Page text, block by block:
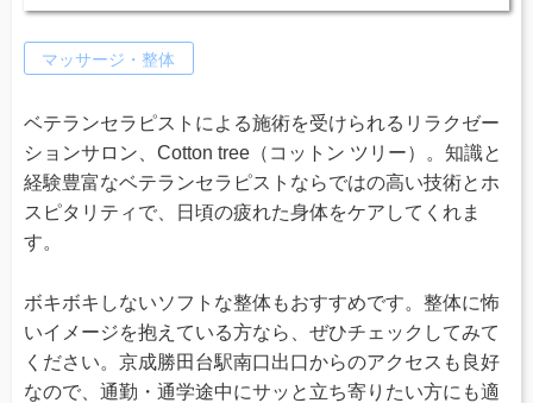
マッサージ・整体
ベテランセラピストによる施術を受けられるリラクゼー
ションサロン、Cotton tree（コットン ツリー）。知識と
経験豊富なベテランセラピストならではの高い技術とホ
スピタリティで、日頃の疲れた身体をケアしてくれま
す。
ボキボキしないソフトな整体もおすすめです。整体に怖
いイメージを抱えている方なら、ぜひチェックしてみて
ください。京成勝田台駅南口出口からのアクセスも良好
なので、通勤・通学途中にサッと立ち寄りたい方にも適